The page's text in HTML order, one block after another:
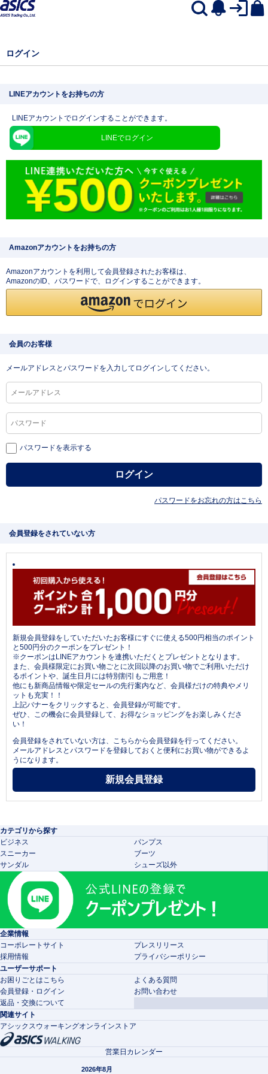
ログイン
LINEアカウントをお持ちの方
LINEアカウントでログインすることができます。
LINEでログイン
Amazonアカウントをお持ちの方
Amazonアカウントを利用して会員登録されたお客様は、
AmazonのID、パスワードで、ログインすることができます。
会員のお客様
メールアドレスとパスワードを入力してログインしてください。
パスワードを表示する
パスワードをお忘れの方はこちら
会員登録をされていない方
新規会員登録をしていただいたお客様にすぐに使える500円相当のポイント
と500円分のクーポンをプレゼント！
※クーポンはLINEアカウントを連携いただくとプレゼントとなります。
また、会員様限定にお買い物ごとに次回以降のお買い物でご利用いただけ
るポイントや、誕生日月には特別割引もご用意！
他にも新商品情報や限定セールの先行案内など、会員様だけの特典やメリ
ットも充実！！
上記バナーをクリックすると、会員登録が可能です。
ぜひ、この機会に会員登録して、お得なショッピングをお楽しみくださ
い！
会員登録をされていない方は、こちらから会員登録を行ってください。
メールアドレスとパスワードを登録しておくと便利にお買い物ができるよ
うになります。
カテゴリから探す
ビジネス
パンプス
スニーカー
ブーツ
サンダル
シューズ以外
企業情報
コーポレートサイト
プレスリリース
採用情報
プライバシーポリシー
ユーザーサポート
お困りごとはこちら
よくある質問
会員登録・ログイン
お問い合わせ
返品・交換について
関連サイト
アシックスウォーキングオンラインストア
営業日カレンダー
2026年8月